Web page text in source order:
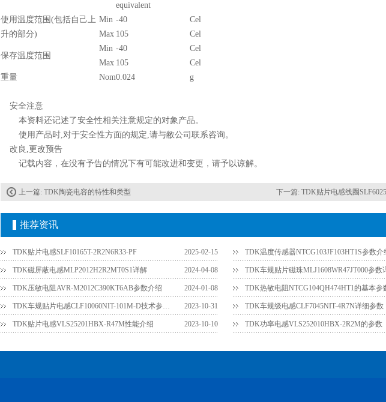
equivalent
使用温度范围(包括自己上
升的部分)
Min -40
Cel
Max 105 Cel
保存温度范围
Min -40
Cel
Max 105
Cel
重量
Nom0.024 g
安全注意
本资料还记述了安全性相关注意规定的对象产品。
使用产品时,对于安全性方面的规定,请与敝公司联系咨询。
改良,更改预告
记载内容，在没有予告的情况下有可能改进和变更，请予以谅解。
上一篇: TDK陶瓷电容的特性和类型 下一篇: TDK贴片电感线圈
推荐资讯
TDK贴片电感SLF10165T-2R2N6R33-PF 2025-02-15 TDK温度传感器NTCG103JF103HT1S参数介
TDK磁屏蔽电感MLP2012H2R2MT0S1详解 2024-04-08 TDK车规贴片磁珠MLJ1608WR47JT000参数
TDK压敏电阻AVR-M2012C390KT6AB参数介绍 2024-01-08 TDK热敏电阻NTCG104QH474HT1的基本参
TDK车规贴片电感CLF10060NIT-101M-D技术参数详解 2023-10-31 TDK车规级电感CLF7045NIT-4R7N详细参数
TDK贴片电感VLS25201HBX-R47M性能介绍 2023-10-10 TDK功率电感VLS252010HBX-2R2M的参数